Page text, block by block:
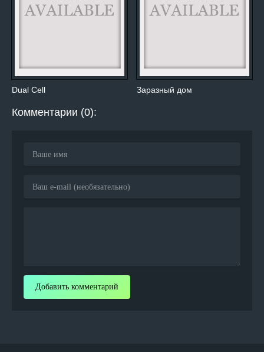
Dual Cell Заразный дом
Комментарии (0):
Добавить комментарий